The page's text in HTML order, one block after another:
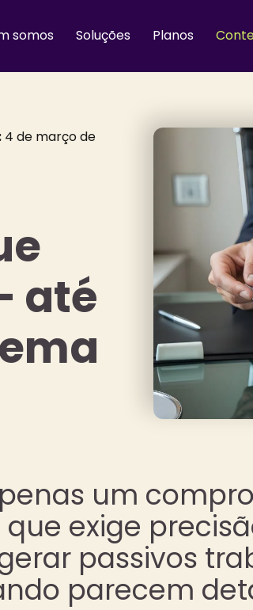
somos Soluções Planos
4 de março de
até
um
exige
passivos
parecem